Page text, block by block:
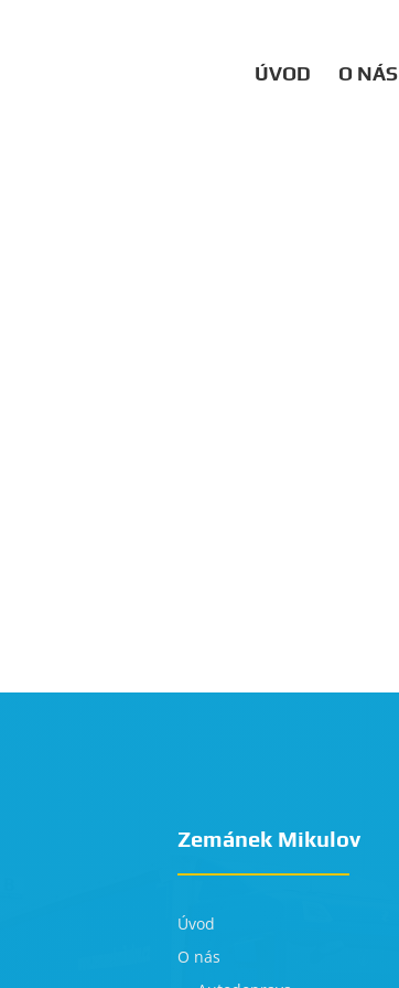
ÚVOD O NÁS
Zemánek Mikulov
Úvod
O nás